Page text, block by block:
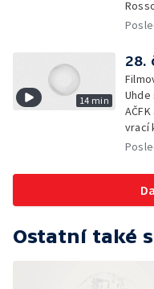
14 min
28.
vrací
Ostatní také